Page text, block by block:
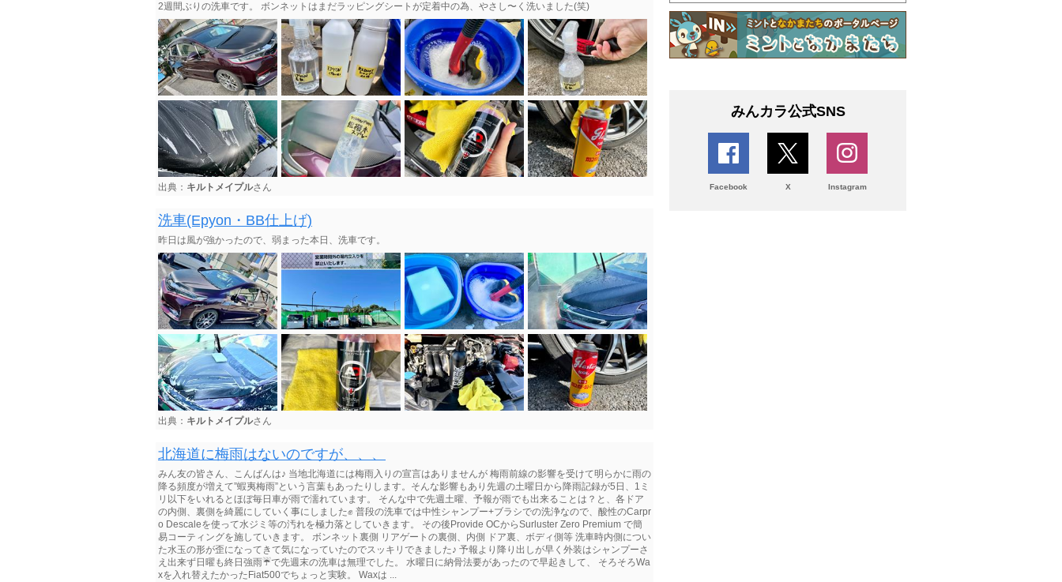
2週間ぶりの洗車です。 ボンネットはまだラッピングシートが定着中の為、やさし〜く洗いました(笑)
出典： キルトメイプルさん
洗車(Epyon・BB仕上げ)
昨日は風が強かったので、弱まった本日、洗車です。
出典： キルトメイプルさん
北海道に梅雨はないのですが、、、
みん友の皆さん、こんばんは♪ 当地北海道には梅雨入りの宣言はありませんが 梅雨前線の影響を受けて明らかに雨の
降る頻度が増えて”蝦夷梅雨”という言葉もあったりします。そんな影響もあり先週の土曜日から降雨記録が5日、1ミ
リ以下をいれるとほぼ毎日車が雨で濡れています。 そんな中で先週土曜、予報が雨でも出来ることは？と、各ドア
の内側、裏側を綺麗にしていく事にしました✊️ 普段の洗車では中性シャンプー+ブラシでの洗浄なので、酸性のCarpr
o Descaleを使って水ジミ等の汚れを極力落としていきます。 その後Provide OCからSurluster Zero Premium で簡
易コーティングを施していきます。 ボンネット裏側 リアゲートの裏側、内側 ドア裏、ボディ側等 洗車時内側につい
た水玉の形が歪になってきて気になっていたのでスッキリできました♪ 予報より降り出しが早く外装はシャンプーさ
え出来ず日曜も終日強雨☔️で先週末の洗車は無理でした。 水曜日に納骨法要があったので早起きして、 そろそろWa
xを入れ替えたかったFiat500でちょっと実験。 Waxは ...
みんカラ公式SNS
Facebook X Instagram